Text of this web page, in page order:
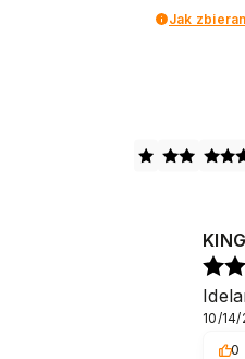
Jak
10/14/
0